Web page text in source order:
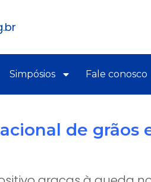
Simpósios Fale conosco
de grãos